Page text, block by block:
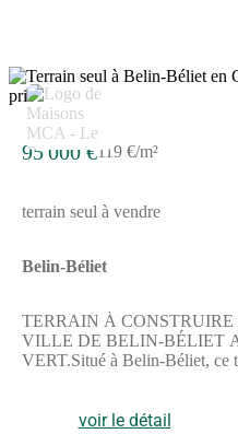
d'informations ou pour un
joindre au (Numéro supprimé).
vos questions concernant cette
95 000 €119 €/m²
terrain seul à vendre
Belin-Béliet
TERRAIN À CONSTRUIRE
VILLE DE BELIN-BÉLIET
VERT.Situé à Belin-Béliet, ce
profitant d'un environnement
les espaces verts.Cette
voir le détail